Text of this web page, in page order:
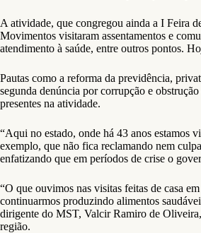
A atividade, que congregou ainda a I Feira
Movimentos visitaram assentamentos e
atendimento à saúde, entre outros pontos.
Pautas como a reforma da previdência,
segunda denúncia por corrupção e
presentes na atividade.
“Aqui no estado, onde há 43 anos estamos
exemplo, que não fica reclamando nem
enfatizando que em períodos de crise o
“O que ouvimos nas visitas feitas de casa
continuarmos produzindo alimentos
dirigente do MST, Valcir Ramiro de Oliveira,
região.